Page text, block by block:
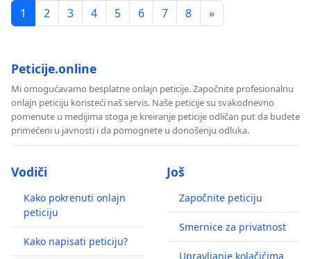
1
2 3 4 5 6 7 8 »
Peticije.online
Mi omogućavamo besplatne onlajn peticije. Započnite profesionalnu
onlajn peticiju koristeći naš servis. Naše peticije su svakodnevno
pomenute u medijima stoga je kreiranje peticije odličan put da budete
primećeni u javnosti i da pomognete u donošenju odluka.
Vodiči
Kako pokrenuti onlajn
peticiju
Kako napisati peticiju?
Još
Započnite peticiju
Smernice za privatnost
Upravljanje kolačićima